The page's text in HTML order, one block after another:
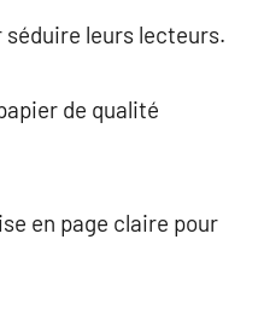
leurs lecteurs.
de qualité
en page claire pour